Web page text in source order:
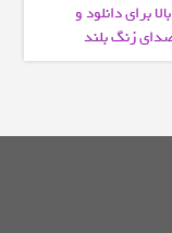
برای دانلود و
زنگ بلند